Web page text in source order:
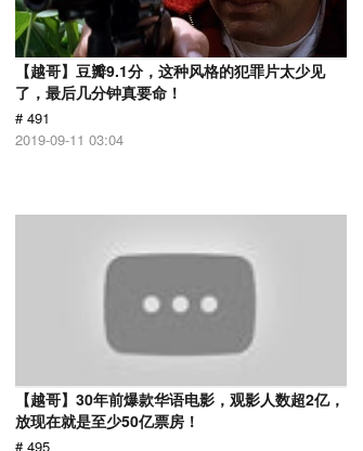
【越哥】豆瓣9.1分，这种风格的犯罪片太少见
了，最后几分钟真要命！
# 491
2019-09-11 03:04
【越哥】30年前爆款华语电影，观影人数超2亿，
放现在就是至少50亿票房！
# 495